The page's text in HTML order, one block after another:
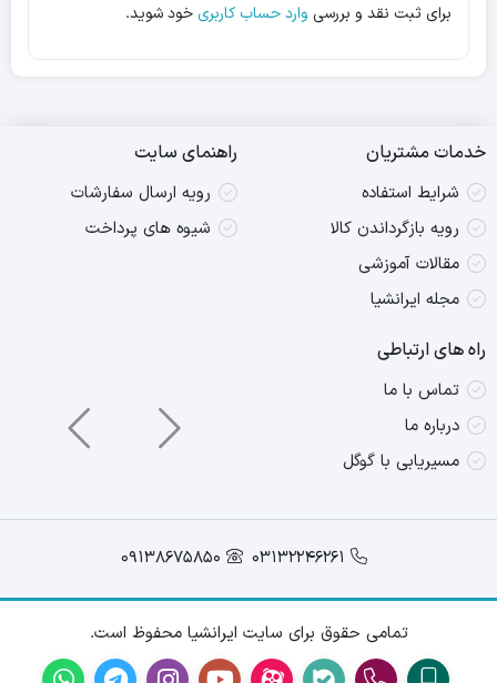
برای ثبت نقد و بررسی وارد حساب کاربریخود شوید.
خدمات مشتریان
شرایط استفاده
رویه بازگرداندن کالا
مقالات آموزشی
مجله ایرانشیا
راهنمای سایت
رویه ارسال سفارشات
شیوه های پرداخت
راه های ارتباطی
تماس با ما
درباره ما
مسیریابی با گوگل
03132246261
09138675850
تمامی حقوق برای سایت ایرانشیا محفوظ است.